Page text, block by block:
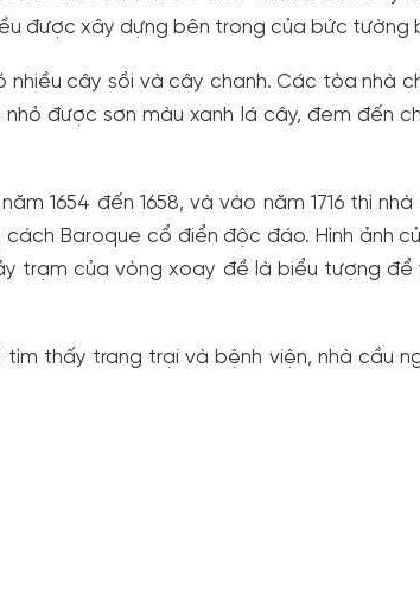
được xây dựng bên trong của bức tường
nhiều cây sồi và cây chanh. Các tòa nhà
được sơn màu xanh lá cây, đem đến
1654 đến 1658, và vào năm 1716 thì
Baroque cổ điển độc đáo. Hình ảnh
trạm của vòng xoay đề là biểu tượng để
thấy trang trại và bệnh viện, nhà cầu